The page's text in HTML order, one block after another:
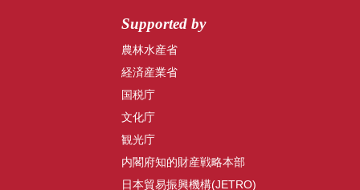
Supported by
農林水産省
経済産業省
国税庁
文化庁
観光庁
内閣府知的財産戦略本部
日本貿易振興機構(JETRO)